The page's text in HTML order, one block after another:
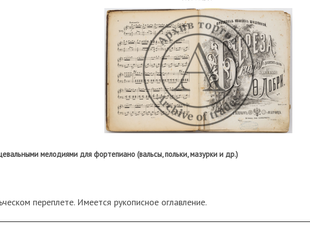
мелодиями для фортепиано (вальсы, польки, мазурки и др.)
переплете. Имеется рукописное оглавление.